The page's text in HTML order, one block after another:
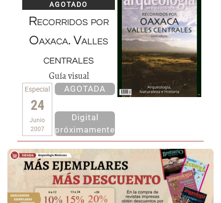
AGOTADO
Recorridos por
Oaxaca. Valles
centrales
Guía visual
Especial
24
Junio
2007
AGOTADA
Digital
próximamente